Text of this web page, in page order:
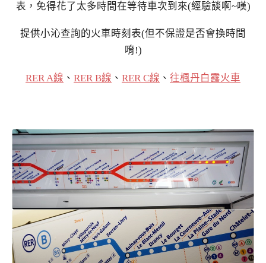
表，免得花了太多時間在等待車次到來(經驗談啊~嘆)
提供小沁查詢的火車時刻表(但不保證是否會換時間
唷!)
RER A線 、 RER B線 、 RER C線 、 往楓丹白露火車